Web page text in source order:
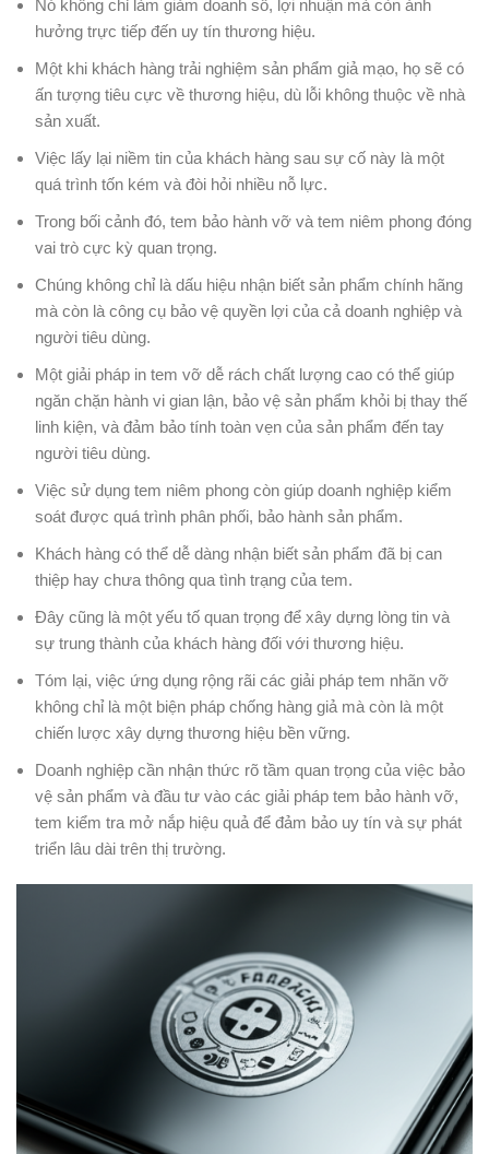
Nó không chỉ làm giảm doanh số, lợi nhuận mà còn ảnh
hưởng trực tiếp đến uy tín thương hiệu.
Một khi khách hàng trải nghiệm sản phẩm giả mạo, họ sẽ có
ấn tượng tiêu cực về thương hiệu, dù lỗi không thuộc về nhà
sản xuất.
Việc lấy lại niềm tin của khách hàng sau sự cố này là một
quá trình tốn kém và đòi hỏi nhiều nỗ lực.
Trong bối cảnh đó, tem bảo hành vỡ và tem niêm phong đóng
vai trò cực kỳ quan trọng.
Chúng không chỉ là dấu hiệu nhận biết sản phẩm chính hãng
mà còn là công cụ bảo vệ quyền lợi của cả doanh nghiệp và
người tiêu dùng.
Một giải pháp in tem vỡ dễ rách chất lượng cao có thể giúp
ngăn chặn hành vi gian lận, bảo vệ sản phẩm khỏi bị thay thế
linh kiện, và đảm bảo tính toàn vẹn của sản phẩm đến tay
người tiêu dùng.
Việc sử dụng tem niêm phong còn giúp doanh nghiệp kiểm
soát được quá trình phân phối, bảo hành sản phẩm.
Khách hàng có thể dễ dàng nhận biết sản phẩm đã bị can
thiệp hay chưa thông qua tình trạng của tem.
Đây cũng là một yếu tố quan trọng để xây dựng lòng tin và
sự trung thành của khách hàng đối với thương hiệu.
Tóm lại, việc ứng dụng rộng rãi các giải pháp tem nhãn vỡ
không chỉ là một biện pháp chống hàng giả mà còn là một
chiến lược xây dựng thương hiệu bền vững.
Doanh nghiệp cần nhận thức rõ tầm quan trọng của việc bảo
vệ sản phẩm và đầu tư vào các giải pháp tem bảo hành vỡ,
tem kiểm tra mở nắp hiệu quả để đảm bảo uy tín và sự phát
triển lâu dài trên thị trường.